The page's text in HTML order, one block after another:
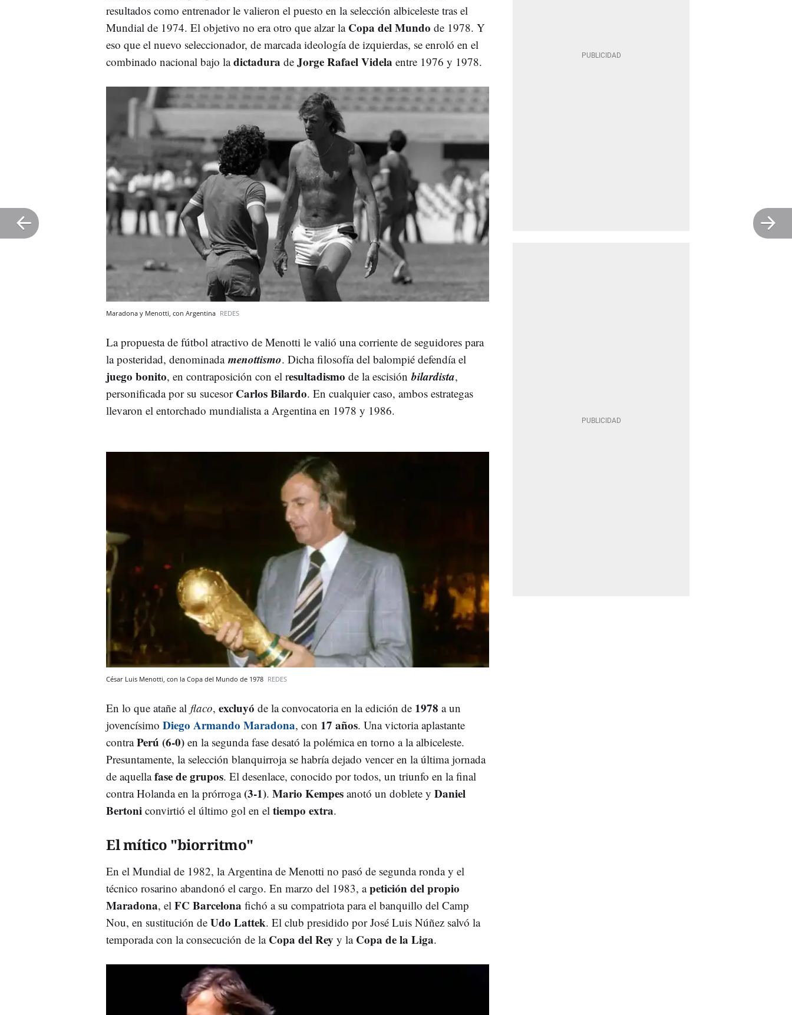
resultados como entrenador le valieron el puesto en la selección albiceleste tras el
Mundial de 1974. El objetivo no era otro que alzar la Copa del Mundo de 1978. Y
eso que el nuevo seleccionador, de marcada ideología de izquierdas, se enroló en el
combinado nacional bajo ladictadura de Jorge Rafael Videla entre 1976 y 1978.
Maradona y Menotti, con Argentina REDES
La propuesta de fútbol atractivo de Menotti le valió una corriente de seguidores para
la posteridad, denominadamenottismo. Dicha filosofía del balompié defendía el
juego bonito, en contraposición con el resultadismo de la escisión bilardista,
personificada por su sucesor Carlos Bilardo. En cualquier caso, ambos estrategas
llevaron el entorchado mundialista a Argentina en 1978 y 1986.
César Luis Menotti, con la Copa del Mundo de 1978 REDES
En lo que atañe al flaco, excluyó de la convocatoria en la edición de 1978 a un
jovencísimo Diego Armando Maradona, con 17 años. Una victoria aplastante
contraPerú (6-0) en la segunda fase desató la polémica en torno a la albiceleste.
Presuntamente, la selección blanquirroja se habría dejado vencer en la última jornada
de aquellafase de grupos. El desenlace, conocido por todos, un triunfo en la final
contra Holanda en la prórroga (3-1). Mario Kempes anotó un doblete y Daniel
Bertoni convirtió el último gol en el tiempo extra.
El mítico "biorritmo"
En el Mundial de 1982, la Argentina de Menotti no pasó de segunda ronda y el
técnico rosarino abandonó el cargo. En marzo del 1983, apetición del propio
Maradona, el FC Barcelona fichó a su compatriota para el banquillo del Camp
Nou, en sustitución de Udo Lattek. El club presidido por José Luis Núñez salvó la
temporada con la consecución de la Copa del Rey y laCopa de la Liga.